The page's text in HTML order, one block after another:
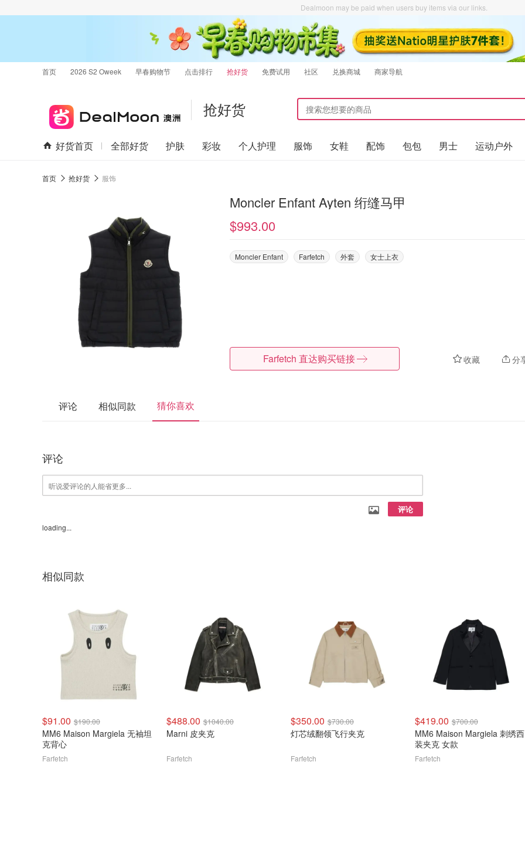
Dealmoon may be paid when users buy items via our links.
首页 2026 S2 Oweek 早春购物节 点击排行 抢好货 免费试用 社区 兑换商城 商家导航
抢好货
好货首页 全部好货 护肤 彩妆 个人护理 服饰 女鞋 配饰 包包 男士 运动户外
首页 抢好货 服饰
Moncler Enfant Ayten 绗缝马甲
$993.00
Moncler Enfant Farfetch 外套 女士上衣
收藏 分
Farfetch 直达购买链接
评论 相似同款 猜你喜欢
评论
评论
loading...
相似同款
$91.00 $190.00
MM6 Maison Margiela 无袖坦
克背心
Farfetch
$488.00 $1040.00
Marni 皮夹克
Farfetch
$350.00 $730.00
灯芯绒翻领飞行夹克
Farfetch
$419.00 $700.00
MM6 Maison Margiela 刺绣西
装夹克 女款
Farfetch